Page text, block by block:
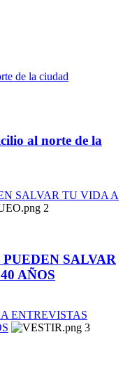
de la ciudad
al norte de la
SALVAR TU VIDA A
2
SALVAR
AÑOS
ENTREVISTAS
3